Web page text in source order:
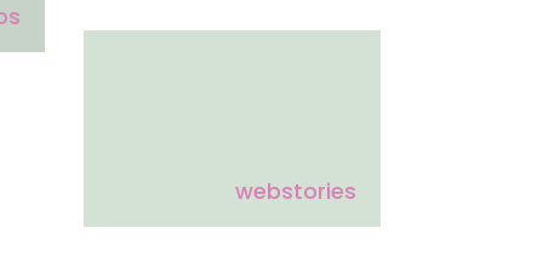
webstories